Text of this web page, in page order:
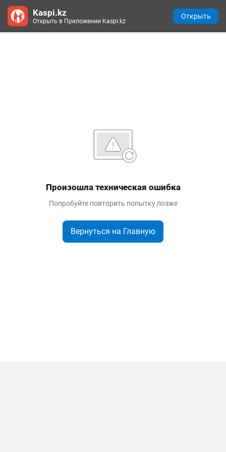
Произошла техническая ошибка
Попробуйте повторить попытку позже
Вернуться на Главную
Kaspi.kz
Открыть в Приложении Kaspi.kz
Открыть